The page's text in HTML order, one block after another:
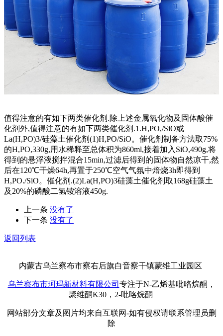
值得注意的有如下两类催化剂.除上述金属氧化物及固体酸催
化剂外,值得注意的有如下两类催化剂.1.H,PO,/SiO或
La(H,PO)3/硅藻土催化剂(1)H,PO/SiO。催化剂制备方法取75%
的H,PO,330g,用水稀释至总体积为860ml,接着加入SiO,490g,将
得到的悬浮液搅拌混合15min,过滤后得到的固体物自然凉干,然
后在120℃干燥64h,再置于250℃空气气氛中焙烧3h即得到
H,PO./SiO。催化剂.(2)La(H,PO)3硅藻土催化剂取168g硅藻土
及20%的磷酸二氢铵溶液450g.
上一条 没有了
下一条 没有了
返回列表
内蒙古乌兰察布市察右后旗白音察干镇蒙维工业园区
乌兰察布市珂玛新材料有限公司 专注于N-乙烯基吡咯烷酮，
聚维酮K30，2-吡咯烷酮
网站部分文章及图片均来自互联网-如有侵权请联系管理员删
除